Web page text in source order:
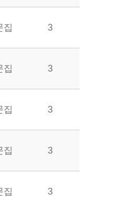
집 3
집 3
집 3
집 3
집 3